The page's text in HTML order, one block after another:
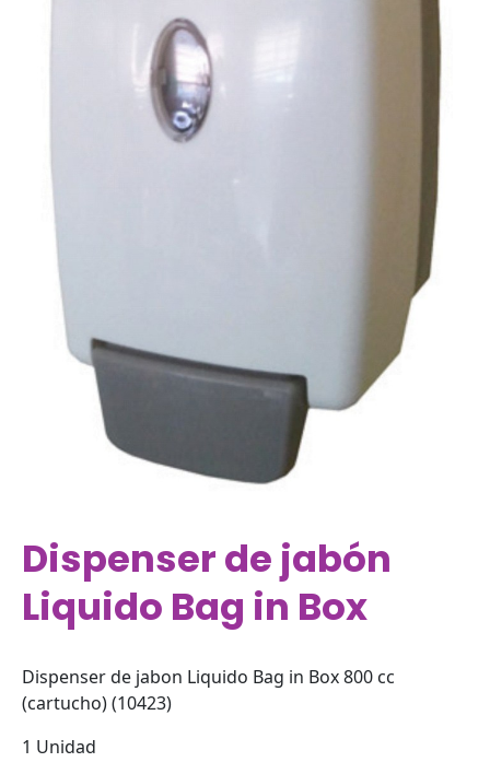
Dispenser de jabón
Liquido Bag in Box
Dispenser de jabon Liquido Bag in Box 800 cc
(cartucho) (10423)
1 Unidad